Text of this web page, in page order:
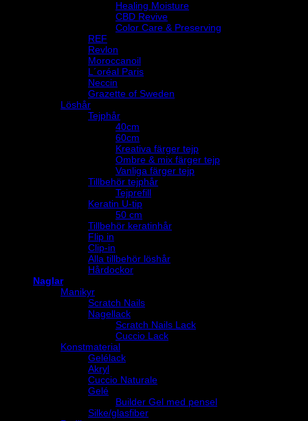
Healing Moisture
CBD Revive
Color Care & Preserving
REF
Revlon
Moroccanoil
L´oréal Paris
Neccin
Grazette of Sweden
Löshår
Tejphår
40cm
60cm
Kreativa färger tejp
Ombre & mix färger tejp
Vanliga färger tejp
Tillbehör tejphår
Tejprefill
Keratin U-tip
50 cm
Tillbehör keratinhår
Flip in
Clip-in
Alla tillbehör löshår
Hårdockor
Naglar
Manikyr
Scratch Nails
Nagellack
Scratch Nails Lack
Cuccio Lack
Konstmaterial
Gelélack
Akryl
Cuccio Naturale
Gelé
Builder Gel med pensel
Silke/glasfiber